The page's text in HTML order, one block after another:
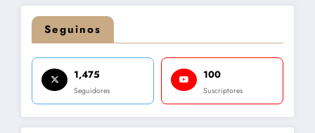
Seguinos
1,475
Seguidores
100
Suscriptores